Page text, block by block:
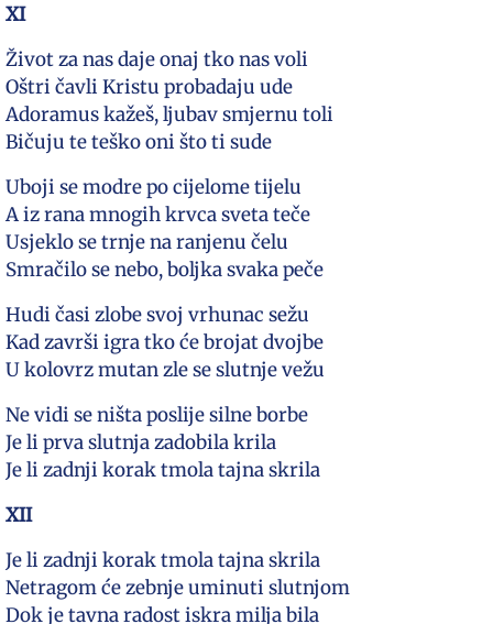
XI
Život za nas daje onaj tko nas voli
Oštri čavli Kristu probadaju ude
Adoramus kažeš, ljubav smjernu toli
Bičuju te teško oni što ti sude
Uboji se modre po cijelome tijelu
A iz rana mnogih krvca sveta teče
Usjeklo se trnje na ranjenu čelu
Smračilo se nebo, boljka svaka peče
Hudi časi zlobe svoj vrhunac sežu
Kad završi igra tko će brojat dvojbe
U kolovrz mutan zle se slutnje vežu
Ne vidi se ništa poslije silne borbe
Je li prva slutnja zadobila krila
Je li zadnji korak tmola tajna skrila
XII
Je li zadnji korak tmola tajna skrila
Netragom će zebnje uminuti slutnjom
Dok je tavna radost iskra milja bila